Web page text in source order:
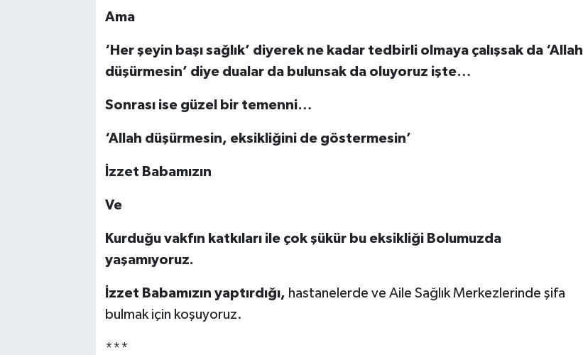
Ama
‘Her şeyin başı sağlık’ diyerek ne kadar tedbirli olmaya çalışsak da ‘Allah
düşürmesin’ diye dualar da bulunsak da oluyoruz işte…
Sonrası ise güzel bir temenni…
‘Allah düşürmesin, eksikliğini de göstermesin’
İzzet Babamızın
Ve
Kurduğu vakfın katkıları ile çok şükür bu eksikliği Bolumuzda
yaşamıyoruz.
İzzet Babamızın yaptırdığı, hastanelerde ve Aile Sağlık Merkezlerinde şifa
bulmak için koşuyoruz.
***